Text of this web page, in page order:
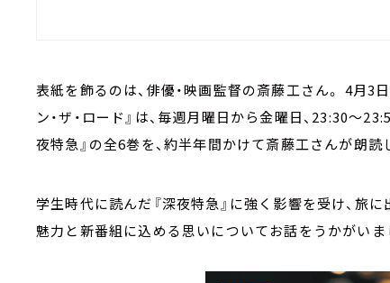
表紙を飾るのは、俳優・映画監督の斎藤工さん。 4月3
ン・ザ・ロード』は、毎週月曜日から金曜日、23:30～
夜特急』の全6巻を、約半年間かけて斎藤工さんが朗読
学生時代に読んだ『深夜特急』に強く影響を受け、旅
魅力と新番組に込める思いについてお話をうかがいま